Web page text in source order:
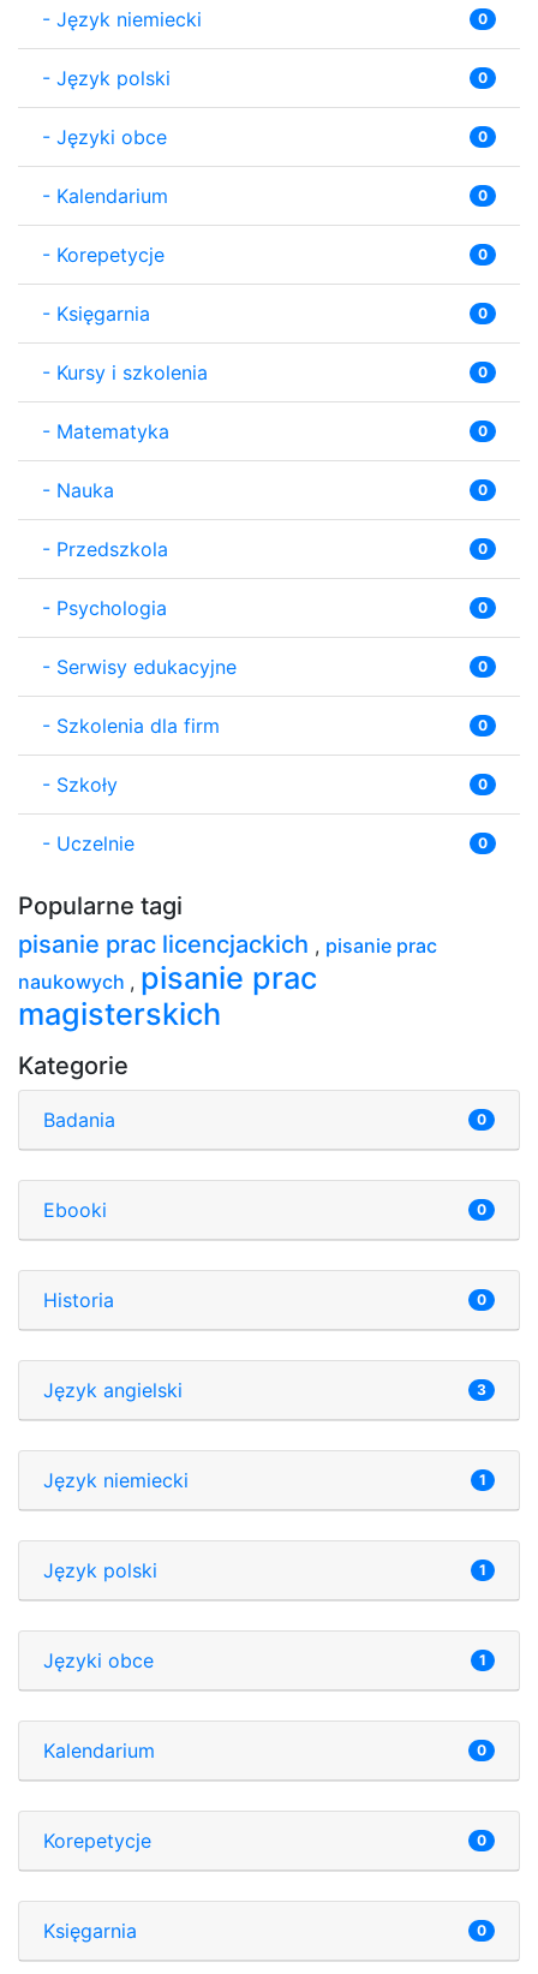
- Język niemiecki 0
- Język polski 0
- Języki obce 0
- Kalendarium 0
- Korepetycje 0
- Księgarnia 0
- Kursy i szkolenia 0
- Matematyka 0
- Nauka 0
- Przedszkola 0
- Psychologia 0
- Serwisy edukacyjne 0
- Szkolenia dla firm 0
- Szkoły 0
- Uczelnie 0
Popularne tagi
pisanie prac licencjackich , pisanie prac
naukowych , pisanie prac
magisterskich
Kategorie
Badania 0
Ebooki 0
Historia 0
Język angielski 3
Język niemiecki 1
Język polski 1
Języki obce 1
Kalendarium 0
Korepetycje 0
Księgarnia 0